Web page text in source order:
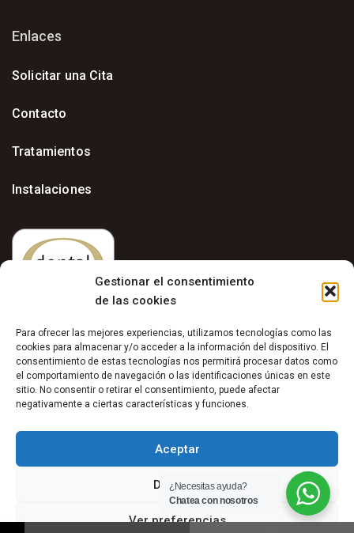
Gestionar el consentimiento
de las cookies
Para ofrecer las mejores experiencias, utilizamos tecnologías como las
cookies para almacenar y/o acceder a la información del dispositivo. El
consentimiento de estas tecnologías nos permitirá procesar datos como
el comportamiento de navegación o las identificaciones únicas en este
sitio. No consentir o retirar el consentimiento, puede afectar
negativamente a ciertas características y funciones.
Aceptar
Denegar
Ver preferencias
Enlaces
Solicitar una Cita
Contacto
Tratamientos
Instalaciones
Aviso Legal
Política de Privacidad
¿Necesitas ayuda?
Chatea con nosotros